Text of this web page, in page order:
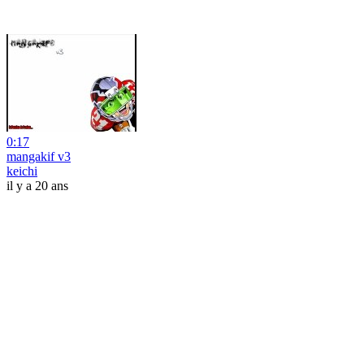
0:17
mangakif v3
keichi
il y a 20 ans